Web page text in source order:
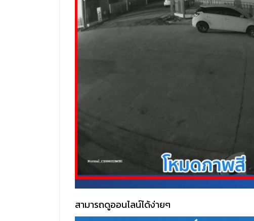
สามารถดูออนไลน์ได้ง่ายๆ